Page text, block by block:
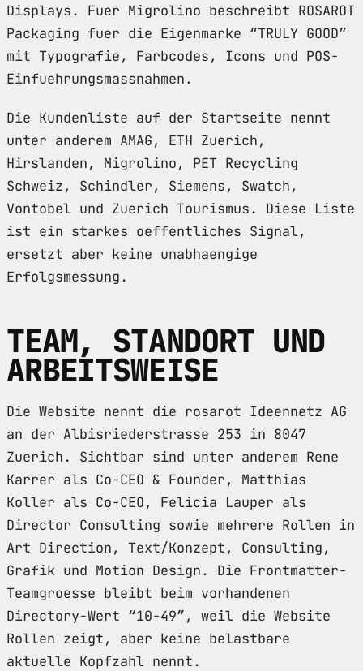
Displays. Fuer Migrolino beschreibt ROSAROT
Packaging fuer die Eigenmarke “TRULY GOOD”
mit Typografie, Farbcodes, Icons und POS-
Einfuehrungsmassnahmen.
Die Kundenliste auf der Startseite nennt
unter anderem AMAG, ETH Zuerich,
Hirslanden, Migrolino, PET Recycling
Schweiz, Schindler, Siemens, Swatch,
Vontobel und Zuerich Tourismus. Diese Liste
ist ein starkes oeffentliches Signal,
ersetzt aber keine unabhaengige
Erfolgsmessung.
TEAM, STANDORT UND
ARBEITSWEISE
Die Website nennt die rosarot Ideennetz AG
an der Albisriederstrasse 253 in 8047
Zuerich. Sichtbar sind unter anderem Rene
Karrer als Co-CEO & Founder, Matthias
Koller als Co-CEO, Felicia Lauper als
Director Consulting sowie mehrere Rollen in
Art Direction, Text/Konzept, Consulting,
Grafik und Motion Design. Die Frontmatter-
Teamgroesse bleibt beim vorhandenen
Directory-Wert “10-49”, weil die Website
Rollen zeigt, aber keine belastbare
aktuelle Kopfzahl nennt.